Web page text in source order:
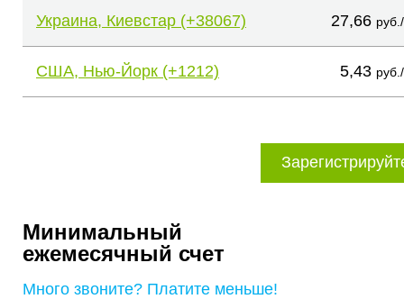
Украина, Киевстар (+38067) 27,66
США, Нью-Йорк (+1212) 5,43
Минимальный
ежемесячный счет
Много звоните? Платите меньше!